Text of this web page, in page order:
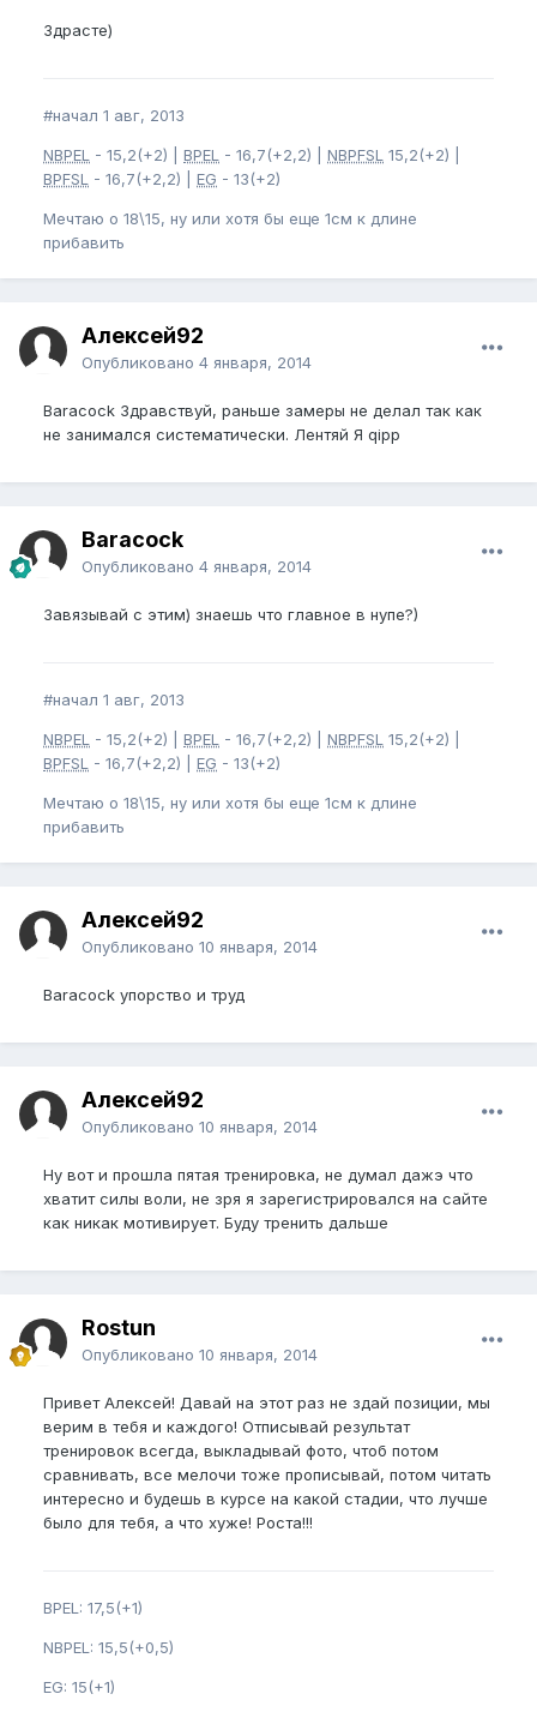
Здрасте)
#начал 1 авг, 2013
NBPEL - 15,2(+2) | BPEL - 16,7(+2,2) | NBPFSL 15,2(+2) |
BPFSL
- 16,7(+2,2) | EG - 13(+2)
Мечтаю о 18\15, ну или хотя бы еще 1см к длине
прибавить
Алексей92
Опубликовано 4 января, 2014
Baracock Здравствуй, раньше замеры не делал так как
не занимался систематически. Лентяй Я qipp
Baracock
Опубликовано 4 января, 2014
Завязывай с этим) знаешь что главное в нупе?)
#начал 1 авг, 2013
NBPEL - 15,2(+2) | BPEL - 16,7(+2,2) | NBPFSL 15,2(+2) |
BPFSL
- 16,7(+2,2) | EG - 13(+2)
Мечтаю о 18\15, ну или хотя бы еще 1см к длине
прибавить
Алексей92
Опубликовано 10 января, 2014
Baracock упорство и труд
Алексей92
Опубликовано 10 января, 2014
Ну вот и прошла пятая тренировка, не думал дажэ что
хватит силы воли, не зря я зарегистрировался на сайте
как никак мотивирует. Буду тренить дальше
Rostun
Опубликовано 10 января, 2014
Привет Алексей! Давай на этот раз не здай позиции, мы
верим в тебя и каждого! Отписывай результат
тренировок всегда, выкладывай фото, чтоб потом
сравнивать, все мелочи тоже прописывай, потом читать
интересно и будешь в курсе на какой стадии, что лучше
было для тебя, а что хуже! Роста!!!
BPEL: 17,5(+1)
NBPEL: 15,5(+0,5)
EG: 15(+1)